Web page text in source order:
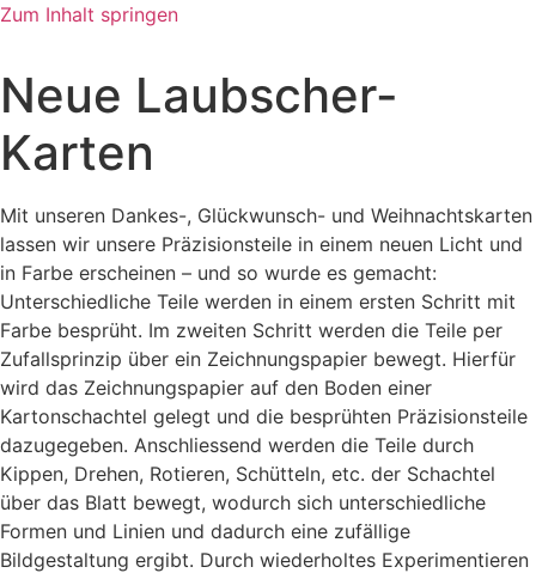
Zum Inhalt springen
Neue Laubscher-
Karten
Mit unseren Dankes-, Glückwunsch- und Weihnachtskarten
lassen wir unsere Präzisionsteile in einem neuen Licht und
in Farbe erscheinen – und so wurde es gemacht:
Unterschiedliche Teile werden in einem ersten Schritt mit
Farbe besprüht. Im zweiten Schritt werden die Teile per
Zufallsprinzip über ein Zeichnungspapier bewegt. Hierfür
wird das Zeichnungspapier auf den Boden einer
Kartonschachtel gelegt und die besprühten Präzisionsteile
dazugegeben. Anschliessend werden die Teile durch
Kippen, Drehen, Rotieren, Schütteln, etc. der Schachtel
über das Blatt bewegt, wodurch sich unterschiedliche
Formen und Linien und dadurch eine zufällige
Bildgestaltung ergibt. Durch wiederholtes Experimentieren